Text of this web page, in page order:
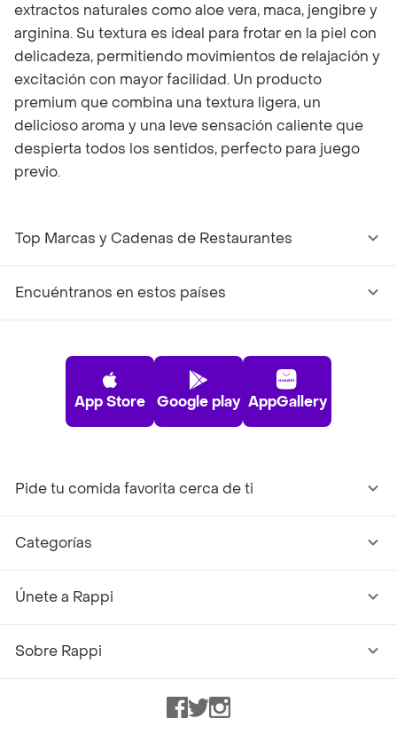
extractos naturales como aloe vera, maca, jengibre y
arginina. Su textura es ideal para frotar en la piel con
delicadeza, permitiendo movimientos de relajación y
excitación con mayor facilidad. Un producto
premium que combina una textura ligera, un
delicioso aroma y una leve sensación caliente que
despierta todos los sentidos, perfecto para juego
previo.
Top Marcas y Cadenas de Restaurantes
Encuéntranos en estos países
App Store Google play AppGallery
Pide tu comida favorita cerca de ti
Categorías
Únete a Rappi
Sobre Rappi
Facebook
TwitterInstagram